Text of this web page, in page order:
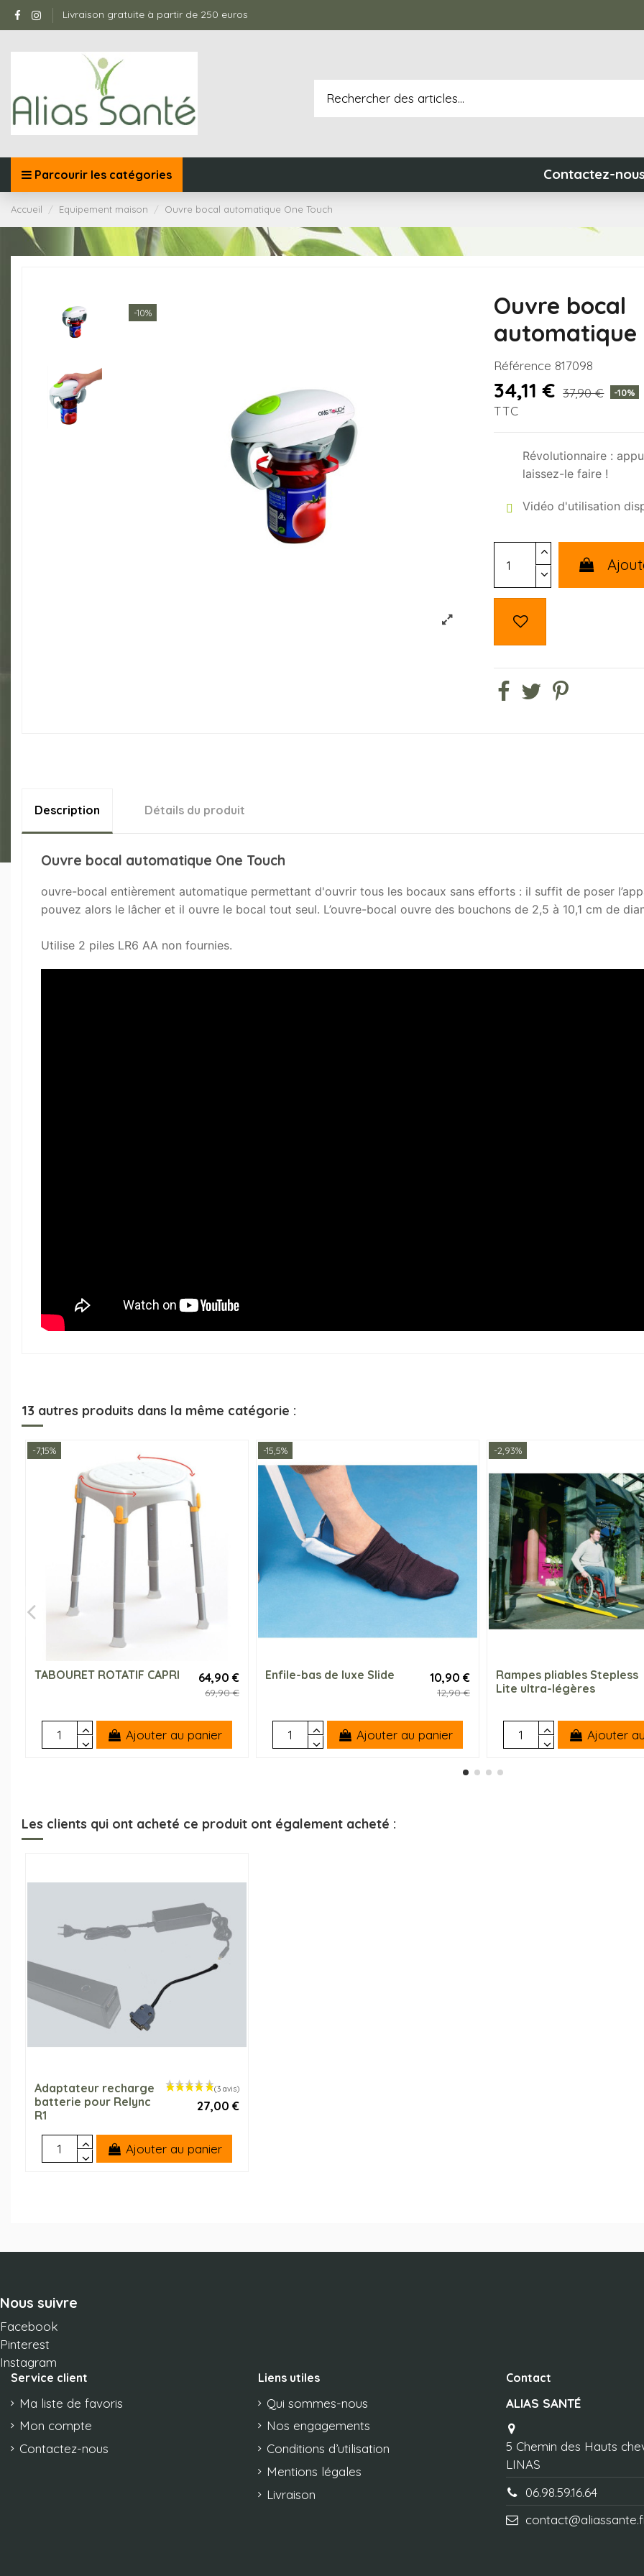
Livraison gratuite à partir de 250 euros
Parcourir les catégories Contactez-
Accueil Equipement maison Ouvre bocal automatique One Touch
-10%
Ouvre bocal
automatique
Référence 817098
34,11 € 37,90 € -10%
TTC
Révolutionnaire :
laissez-le faire !
Vidéo d'utilisation
Description Détails du produit
Ouvre bocal automatique One Touch
ouvre-bocal entièrement automatique permettant d'ouvrir tous les bocaux sans efforts : il suffit de poser
pouvez alors le lâcher et il ouvre le bocal tout seul. L’ouvre-bocal ouvre des bouchons de 2,5 à 10,1 cm de
Utilise 2 piles LR6 AA non fournies.
13 autres produits dans la même catégorie :
-7,15%
TABOURET ROTATIF CAPRI 64,90 €
69,90 €
Ajouter au panier
-15,5%
Enfile-bas de luxe Slide 10,90 €
12,90 €
Ajouter au panier
-2,93%
Rampes pliables Stepless
Lite ultra-légères
Ajouter
Les clients qui ont acheté ce produit ont également acheté :
Adaptateur recharge
batterie pour Relync
R1
27,00 €
Ajouter au panier
Nous suivre
Facebook
Pinterest
Instagram
Service client
Ma liste de favoris
Mon compte
Contactez-nous
Liens utiles
Qui sommes-nous
Nos engagements
Conditions d’utilisation
Mentions légales
Livraison
Contact
ALIAS SANTÉ
5 Chemin des Hauts
LINAS
06.98.59.16.64